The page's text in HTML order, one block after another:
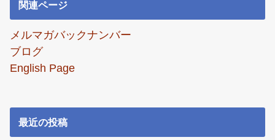
関連ページ
メルマガバックナンバー
ブログ
English Page
最近の投稿